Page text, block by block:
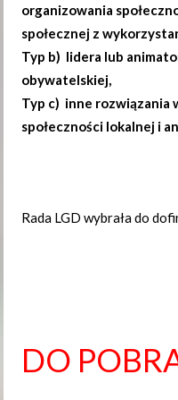
organizowania
społecznej z
Typ b) lidera lub
obywatelskiej,
Typ c) inne rozwiązania
społeczności lokalnej i
Rada LGD wybrała do
DO